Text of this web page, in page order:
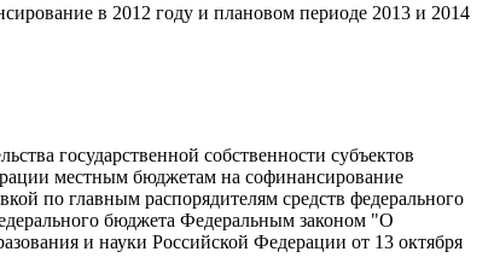
в 2012 году и плановом периоде 2013 и 2014
государственной собственности субъектов
местным бюджетам на софинансирование
по главным распорядителям средств федерального
бюджета Федеральным законом "О
и науки Российской Федерации от 13 октября